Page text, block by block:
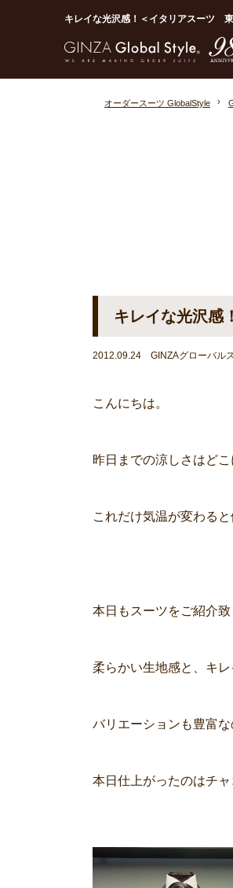
キレイな光沢感！＜イタリアスーツ
オーダースーツ GlobalStyle
キレイな光沢
2012.09.24 GINZAグローバル
こんにちは。
昨日までの涼しさはど
これだけ気温が変わる
本日もスーツをご紹介致
柔らかい生地感と、キ
バリエーションも豊富な
本日仕上がったのはチ